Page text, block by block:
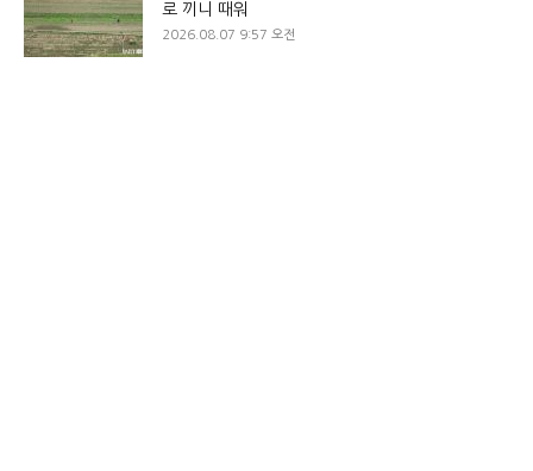
로 끼니 때워
2026.08.07 9:57 오전